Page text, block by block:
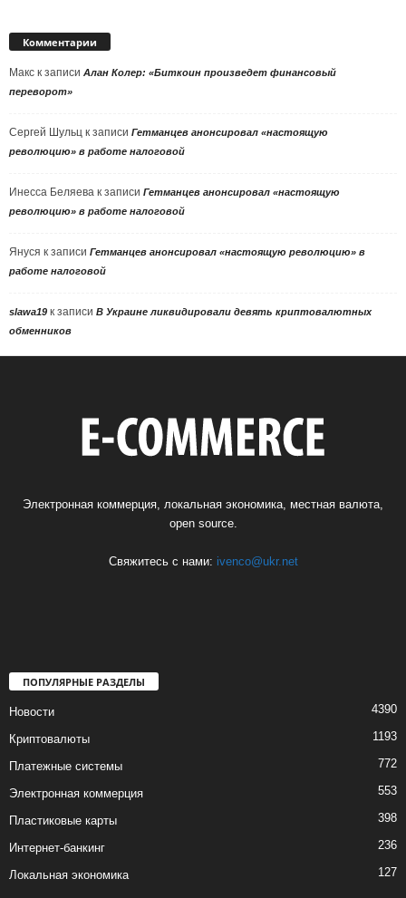
Комментарии
Макс к записи Алан Колер: «Биткоин произведет финансовый
переворот»
Сергей Шульц к записи Гетманцев анонсировал «настоящую
революцию» в работе налоговой
Инесса Беляева к записи Гетманцев анонсировал «настоящую
революцию» в работе налоговой
Януся к записи Гетманцев анонсировал «настоящую революцию» в
работе налоговой
slawa19 к записи В Украине ликвидировали девять криптовалютных
обменников
Электронная коммерция, локальная экономика, местная валюта,
open source.
Свяжитесь с нами: ivenco@ukr.net
ПОПУЛЯРНЫЕ РАЗДЕЛЫ
Новости 4390
Криптовалюты 1193
Платежные системы 772
Электронная коммерция 553
Пластиковые карты 398
Интернет-банкинг 236
Локальная экономика 127